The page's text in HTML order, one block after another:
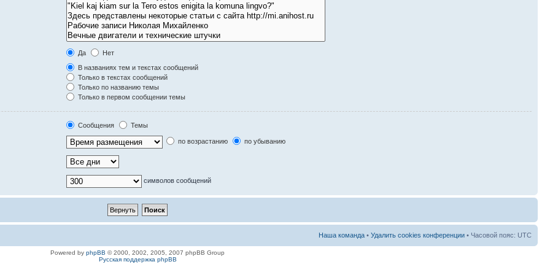
Да
Нет
В названиях тем и текстах сообщений
Только в текстах сообщений
Только по названию темы
Только в первом сообщении темы
Сообщения Темы
по возрастанию по убыванию
символов сообщений
Наша команда • Удалить cookies конференции • Часовой пояс: UTC
Powered by phpBB © 2000, 2002, 2005, 2007 phpBB Group
Русская поддержка phpBB